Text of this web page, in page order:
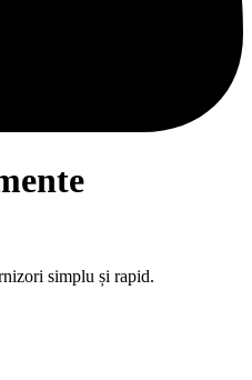
simplu și rapid.